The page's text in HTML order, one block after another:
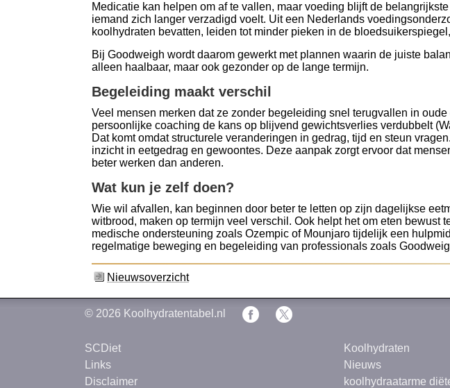
Medicatie kan helpen om af te vallen, maar voeding blijft de
iemand zich langer verzadigd voelt. Uit een Nederlands
koolhydraten bevatten, leiden tot minder pieken in de
Bij Goodweigh wordt daarom gewerkt met plannen waarin de juiste
alleen haalbaar, maar ook gezonder op de lange termijn.
Begeleiding maakt verschil
Veel mensen merken dat ze zonder begeleiding snel terugvallen in
persoonlijke coaching de kans op blijvend gewichtsverlies verdubbelt
Dat komt omdat structurele veranderingen in gedrag, tijd en steun
inzicht in eetgedrag en gewoontes. Deze aanpak zorgt ervoor dat
beter werken dan anderen.
Wat kun je zelf doen?
Wie wil afvallen, kan beginnen door beter te letten op zijn dagelijkse
witbrood, maken op termijn veel verschil. Ook helpt het om eten
medische ondersteuning zoals Ozempic of Mounjaro tijdelijk een
regelmatige beweging en begeleiding van professionals zoals
Nieuwsoverzicht
© 2026 Koolhydratentabel.nl
SCDiet
Links
Disclaimer
Koolhydraten
Nieuws
koolhydraatarme